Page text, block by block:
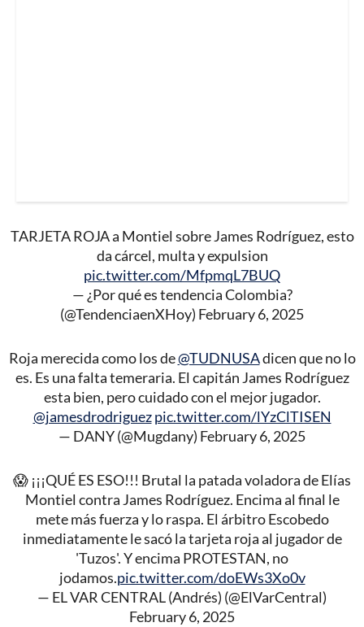
TARJETA ROJA a Montiel sobre James Rodríguez, esto
da cárcel, multa y expulsion
pic.twitter.com/MfpmqL7BUQ
— ¿Por qué es tendencia Colombia?
(@TendenciaenXHoy) February 6, 2025
Roja merecida como los de@TUDNUSAdicen que no lo
es. Es una falta temeraria. El capitán James Rodríguez
esta bien, pero cuidado con el mejor jugador.
@jamesdrodriguez pic.twitter.com/lYzClTISEN
— DANY (@Mugdany) February 6, 2025
😱 ¡¡¡QUÉ ES ESO!!! Brutal la patada voladora de Elías
Montiel contra James Rodríguez. Encima al final le
mete más fuerza y lo raspa. El árbitro Escobedo
inmediatamente le sacó la tarjeta roja al jugador de
'Tuzos'. Y encima PROTESTAN, no
jodamos.pic.twitter.com/doEWs3Xo0v
— EL VAR CENTRAL (Andrés) (@ElVarCentral)
February 6, 2025